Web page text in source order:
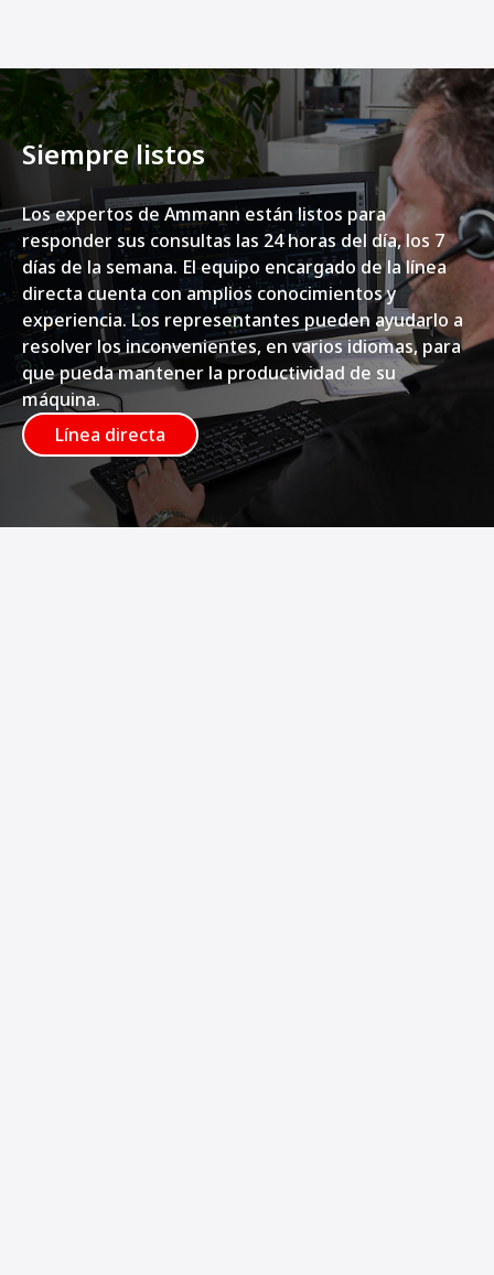
Siempre listos
Los expertos de Ammann están listos para
responder sus consultas las 24 horas del día, los 7
días de la semana. El equipo encargado de la línea
directa cuenta con amplios conocimientos y
experiencia. Los representantes pueden ayudarlo a
resolver los inconvenientes, en varios idiomas, para
que pueda mantener la productividad de su
máquina.
Línea directa